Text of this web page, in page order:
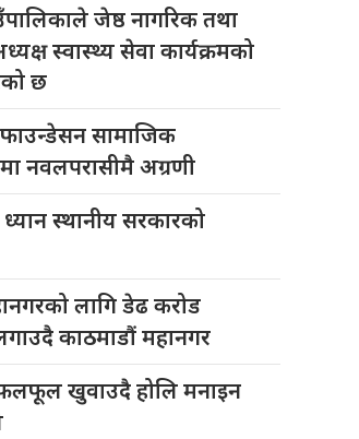
जेष्ठ नागरिक तथा
स्वास्थ्य सेवा कार्यक्रमको
छ
सामाजिक
नवलपरासीमै अग्रणी
ध्यान स्थानीय सरकारको
लागि डेढ करोड
काठमाडौं महानगर
खुवाउदै होलि मनाइन